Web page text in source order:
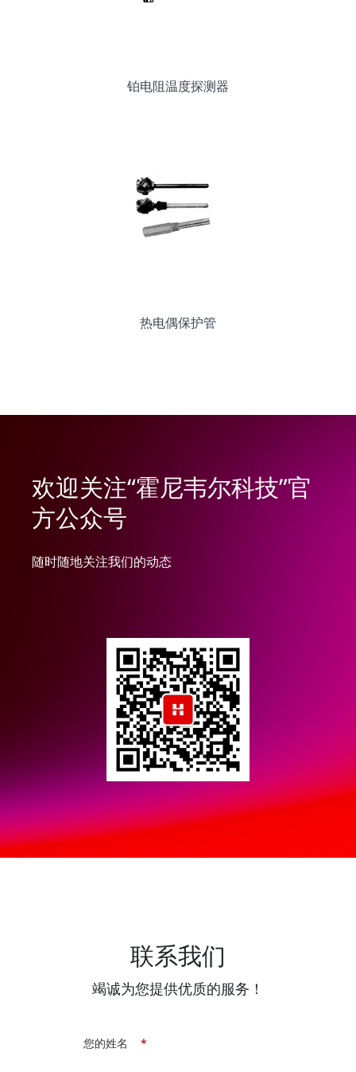
铂电阻温度探测器
热电偶保护管
欢迎关注“霍尼韦尔科技”官
方公众号
随时随地关注我们的动态
联系我们
竭诚为您提供优质的服务！
*
您的姓名